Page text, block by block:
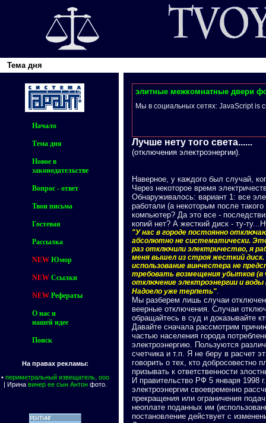
Тема дня
Начало
Тема дня
Новое в
законодательстве
Вопрос - ответ
Твои письма
Гостевая
Рассылка
NEW Юмор
NEW Ссылки
NEW Рефераты
О нас и
нашей идее
Поиск
На правах рекламы:
• периметральный извещатель, ооо
| Ирина винер ее сын Антон фото.
элитные межкомнатные двери
Мы в социальных сетях: JavaScript is
Лучше нету того света......
(отключения электроэнергии).
Наверное, у каждого был случай,
Через некоторое время
Обнаруживалось: вариант 1: все
работали (а некоторым после
компьютер? Да это все -
копий нет? А жесткий диск - ту-
"У нас в городе постоянно
абсолютно не систематически. Это
раз отключили электричество, я
меня вышел из строя жесткий
использование винчестера не
требовать возмещения убытков (в
отключение электроэнергии и
Надоело уже терпеть".
Мы разберем лишь случаи
веерные отключения. Случаи
обращайтесь в суд и доказывайте
Давайте сначала рассмотрим
частью населения города
электроэнергию. Пользуются
счетчика и т.п. Я не беру в расчет
говорить о тех, кто добросовестно
призывать к ответственности
И правительство РФ 5 января 1998
электроэнергии своевременно
прекращения или ограничения
неоплате поданных им
постановление действует с